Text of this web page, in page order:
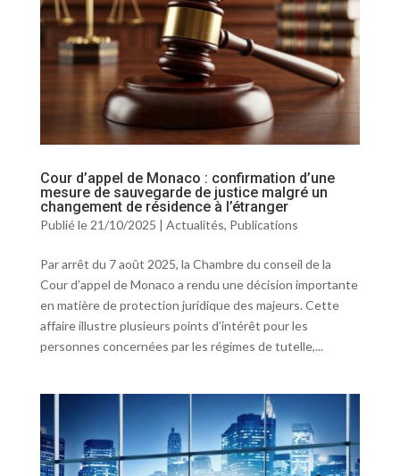
Cour d’appel de Monaco : confirmation d’une
mesure de sauvegarde de justice malgré un
changement de résidence à l’étranger
Publié le 21/10/2025 | Actualités, Publications
Par arrêt du 7 août 2025, la Chambre du conseil de la
Cour d’appel de Monaco a rendu une décision importante
en matière de protection juridique des majeurs. Cette
affaire illustre plusieurs points d’intérêt pour les
personnes concernées par les régimes de tutelle,...